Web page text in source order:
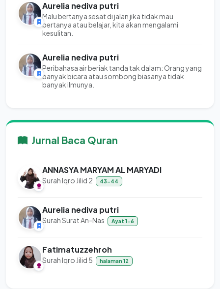
Aurelia nediva putri
Malu bertanya sesat di jalan jika tidak mau
bertanya atau belajar, kita akan mengalami
kesulitan.
Aurelia nediva putri
Peribahasa air beriak tanda tak dalam: Orang yang
banyak bicara atau sombong biasanya tidak
banyak ilmunya.
Jurnal Baca Quran
ANNASYA MARYAM AL MARYADI
Surah Iqro Jilid 2 43-44
Aurelia nediva putri
Surah Surat An-Nas Ayat 1-6
Fatimatuzzehroh
Surah Iqro Jilid 5 halaman 12